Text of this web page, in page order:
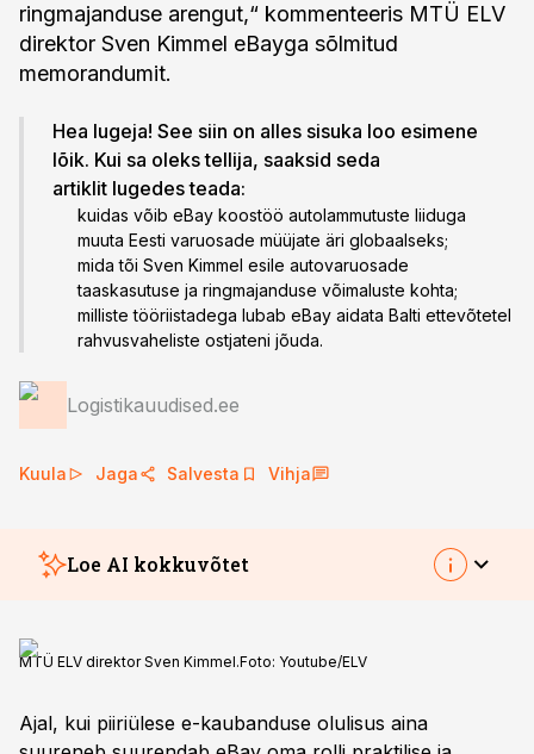
ringmajanduse arengut,“ kommenteeris MTÜ ELV
direktor Sven Kimmel eBayga sõlmitud
memorandumit.
Hea lugeja! See siin on alles sisuka loo esimene
lõik. Kui sa oleks tellija, saaksid seda
artiklit lugedes teada:
kuidas võib eBay koostöö autolammutuste liiduga
muuta Eesti varuosade müüjate äri globaalseks;
mida tõi Sven Kimmel esile autovaruosade
taaskasutuse ja ringmajanduse võimaluste kohta;
milliste tööriistadega lubab eBay aidata Balti ettevõtetel
rahvusvaheliste ostjateni jõuda.
Logistikauudised.ee
Kuula Jaga Salvesta Vihja
Loe AI kokkuvõtet
MTÜ ELV direktor Sven Kimmel.Foto: Youtube/ELV
Ajal, kui piiriülese e-kaubanduse olulisus aina